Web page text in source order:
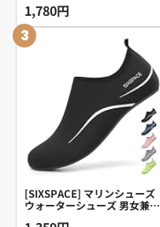
ーズ レディース メンズ ベラ
ンダ バス トイレ 超軽量 静音
防滑 柔らか 抗菌防臭 EVA air
slippers ブラック 26.0-
1,780円
3
[SIXSPACE] マリンシューズ
ウォーターシューズ 男女兼用